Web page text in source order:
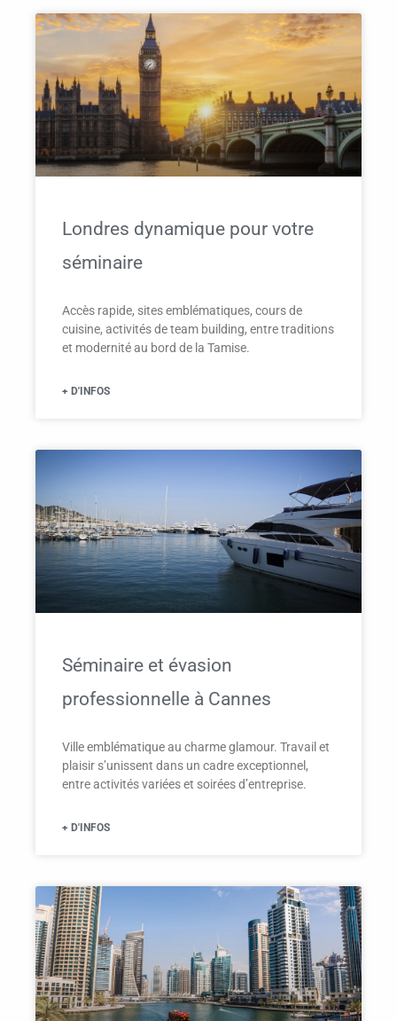
Londres dynamique pour votre
séminaire
Accès rapide, sites emblématiques, cours de
cuisine, activités de team building, entre traditions
et modernité au bord de la Tamise.
+ D'INFOS
Séminaire et évasion
professionnelle à Cannes
Ville emblématique au charme glamour. Travail et
plaisir s’unissent dans un cadre exceptionnel,
entre activités variées et soirées d’entreprise.
+ D'INFOS